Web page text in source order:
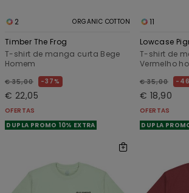
2 ORGANIC COTTON
Timber The Frog
T-shirt de manga curta Bege
Homem
€ 35,00 37%
€ 22,05
OFERTAS
DUPLA PROMO 10% EXTRA
11
Lowcase
T-shirt de
Vermelho
€ 35,00
€ 18,90
OFERTAS
DUPLA